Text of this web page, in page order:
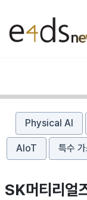
Physical AI
AIoT 특수
SK머티리얼